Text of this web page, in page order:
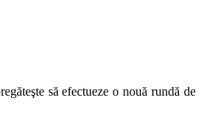
să efectueze o nouă rundă de